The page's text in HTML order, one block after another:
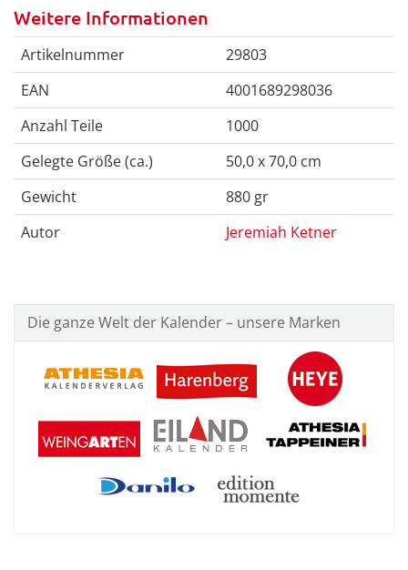
Weitere Informationen
Artikelnummer
29803
EAN
4001689298036
Anzahl Teile
1000
Gelegte Größe (ca.)
50,0 x 70,0 cm
Gewicht
880 gr
Autor
Jeremiah Ketner
Die ganze Welt der Kalender – unsere Marken